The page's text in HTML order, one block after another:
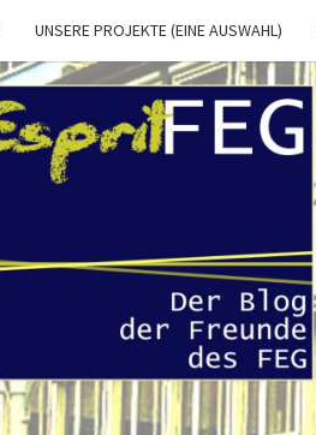
UNSERE PROJEKTE (EINE AUSWAHL)
Der